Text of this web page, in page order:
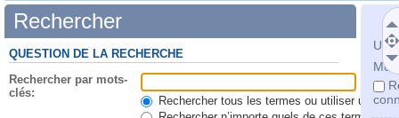
Mot
Rechercher
QUESTION DE LA RECHERCHE
Rechercher par mots-
clés:
Rechercher tous les termes ou utiliser une